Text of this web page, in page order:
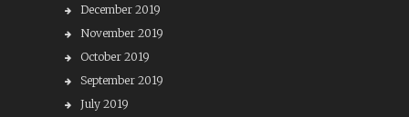
December 2019
November 2019
October 2019
September 2019
July 2019